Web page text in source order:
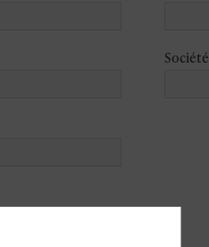
Société